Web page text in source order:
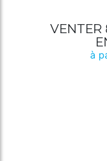
VENTER
à